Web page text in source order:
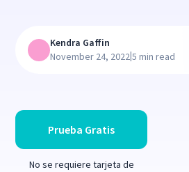
Prueba Gratis
No se requiere tarjeta de
Kendra Gaffin
November 24, 2022|5 min read